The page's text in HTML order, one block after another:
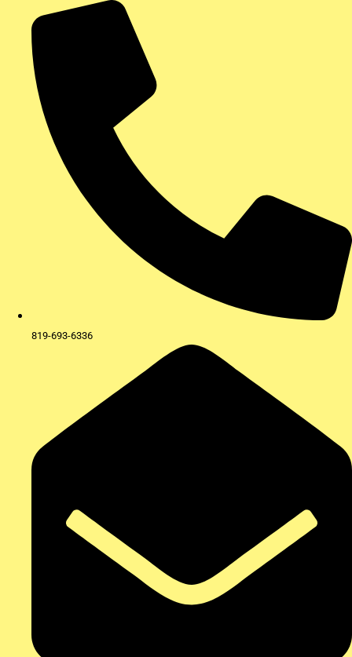
contenu
819-693-6336